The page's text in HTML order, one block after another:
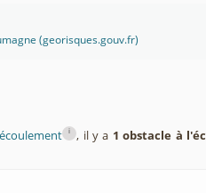
(georisques.gouv.fr)
i , il y a 1 obstacle à